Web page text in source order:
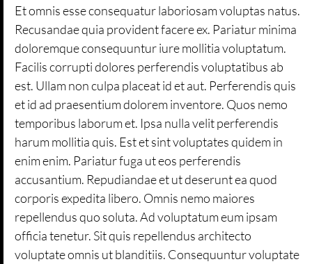
Et omnis esse consequatur laboriosam voluptas natus.
Recusandae quia provident facere ex. Pariatur minima
doloremque consequuntur iure mollitia voluptatum.
Facilis corrupti dolores perferendis voluptatibus ab
est. Ullam non culpa placeat id et aut. Perferendis quis
et id ad praesentium dolorem inventore. Quos nemo
temporibus laborum et. Ipsa nulla velit perferendis
harum mollitia quis. Est et sint voluptates quidem in
enim enim. Pariatur fuga ut eos perferendis
accusantium. Repudiandae et ut deserunt ea quod
corporis expedita libero. Omnis nemo maiores
repellendus quo soluta. Ad voluptatum eum ipsam
officia tenetur. Sit quis repellendus architecto
voluptate omnis ut blanditiis. Consequuntur voluptate